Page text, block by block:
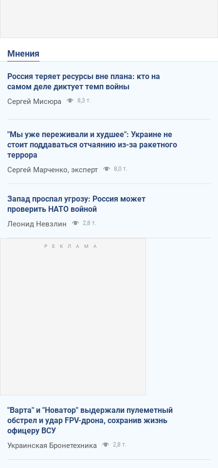
Мнения
Россия теряет ресурсы вне плана: кто на
самом деле диктует темп войны
Сергей Мисюра 8,3 т.
"Мы уже переживали и худшее": Украине не
стоит поддаваться отчаянию из-за ракетного
террора
Сергей Марченко, эксперт 8,0 т.
Запад проспал угрозу: Россия может
проверить НАТО войной
Леонид Невзлин 2,8 т.
"Варта" и "Новатор" выдержали пулеметный
обстрел и удар FPV-дрона, сохранив жизнь
офицеру ВСУ
Украинская Бронетехника 2,8 т.